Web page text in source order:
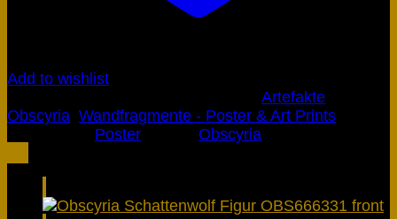
Add to wishlist
Artefakte
Obscyria Wandfragmente - Poster & Art Prints
Poster Obscyria